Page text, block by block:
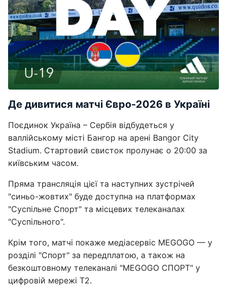
Де дивитися матчі Євро-2026 в Україні
Поєдинок Україна – Сербія відбудеться у
валлійському місті Бангор на арені Bangor City
Stadium. Стартовий свисток пролунає о 20:00 за
київським часом.
Пряма трансляція цієї та наступних зустрічей
"синьо-жовтих" буде доступна на платформах
"Суспільне Спорт" та місцевих телеканалах
"Суспільного".
Крім того, матчі покаже медіасервіс MEGOGO — у
розділі "Спорт" за передплатою, а також на
безкоштовному телеканалі "MEGOGO СПОРТ" у
цифровій мережі Т2.